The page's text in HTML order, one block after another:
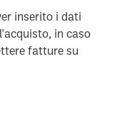
inserito i dati
in caso
fatture su